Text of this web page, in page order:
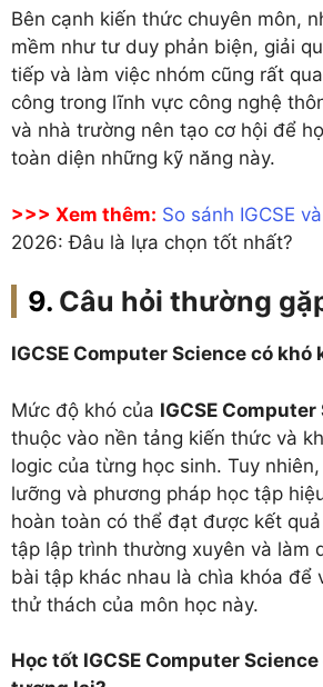
Bên cạnh kiến thức chuyên môn,
mềm như tư duy phản biện, giải
tiếp và làm việc nhóm cũng rất
công trong lĩnh vực công nghệ
và nhà trường nên tạo cơ hội để
toàn diện những kỹ năng này.
>>> Xem thêm: So sánh IGCSE
2026: Đâu là lựa chọn tốt nhất?
Câu hỏi thường
IGCSE Computer Science có khó
Mức độ khó của IGCSE
thuộc vào nền tảng kiến thức và
logic của từng học sinh. Tuy
lưỡng và phương pháp học tập
hoàn toàn có thể đạt được kết
tập lập trình thường xuyên và làm
bài tập khác nhau là chìa khóa để
thử thách của môn học này.
Học tốt IGCSE Computer